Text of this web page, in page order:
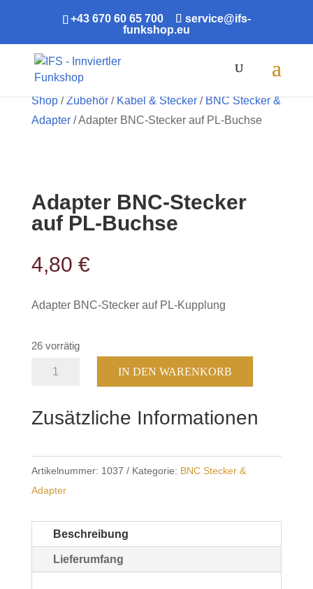
+43 670 60 65 700
service@ifs-
funkshop.eu
Shop/Zubehör/Kabel & Stecker/BNC Stecker &
Adapter/ Adapter BNC-Stecker auf PL-Buchse
Adapter BNC-Stecker
auf PL-Buchse
4,80 €
Adapter BNC-Stecker auf PL-Kupplung
26 vorrätig
Adapter
Stecker
auf
Buchse
Menge
IN DEN WARENKORB
Zusätzliche Informationen
Artikelnummer: 1037 Kategorie: BNC Stecker &
Adapter
Beschreibung
Lieferumfang